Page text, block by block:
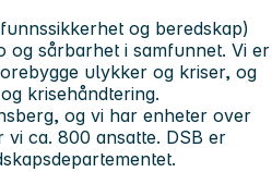
og beredskap)
og sårbarhet i samfunnet. Vi er
ulykker og kriser, og
krisehåndtering.
og vi har enheter over
vi ca. 800 ansatte. DSB er